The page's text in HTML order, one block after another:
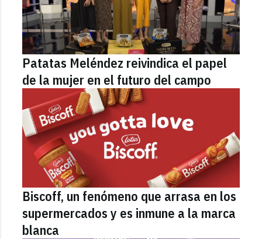
Patatas Meléndez reivindica el papel
de la mujer en el futuro del campo
Biscoff, un fenómeno que arrasa en los
supermercados y es inmune a la marca
blanca